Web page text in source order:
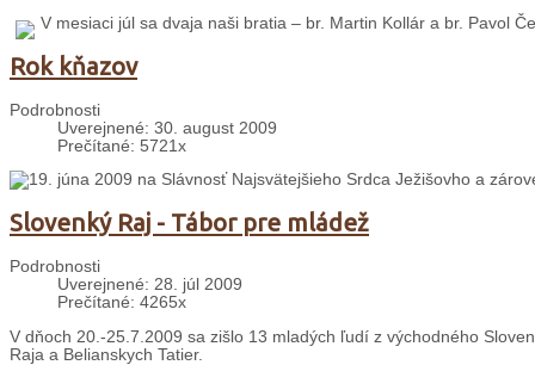
V mesiaci júl sa dvaja naši bratia – br. Martin Kollár a br. Pavol
Rok kňazov
Podrobnosti
Uverejnené: 30. august 2009
Prečítané: 5721x
19. júna 2009 na Slávnosť Najsvätejšieho Srdca Ježišovho a
Slovenký Raj - Tábor pre mládež
Podrobnosti
Uverejnené: 28. júl 2009
Prečítané: 4265x
V dňoch 20.-25.7.2009 sa zišlo 13 mladých ľudí z východného
Raja a Belianskych Tatier.